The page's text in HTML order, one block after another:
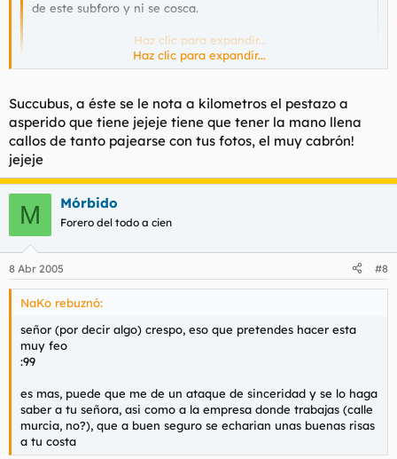
de este subforo y ni se cosca.
Hale. A seguir cascándosela.Haz clic para expandir...
Ubicación: En algún lugar perdido entre las tetas de
Succubus
Haz clic para expandir...
Sí me cosco...
Haz clic para expandir...
Succubus, a éste se le nota a kilometros el pestazo a
asperido que tiene jejeje tiene que tener la mano llena
callos de tanto pajearse con tus fotos, el muy cabrón!
jejeje
M Mórbido
Forero del todo a cien
8 Abr 2005 #8
NaKo rebuznó:
señor (por decir algo) crespo, eso que pretendes hacer esta
muy feo
:99
es mas, puede que me de un ataque de sinceridad y se lo haga
saber a tu señora, asi como a la empresa donde trabajas (calle
murcia, no?), que a buen seguro se echarian unas buenas risas
a tu costa